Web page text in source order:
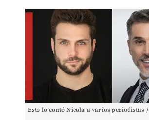
Esto lo contó Nicola a varios periodistas